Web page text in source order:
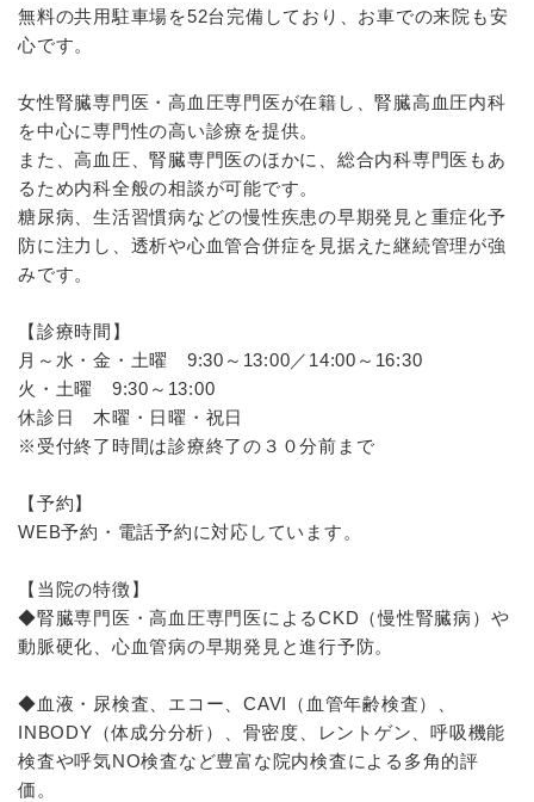
無料の共用駐車場を52台完備しており、お車での来院も安
心です。
女性腎臓専門医・高血圧専門医が在籍し、腎臓高血圧内科
を中心に専門性の高い診療を提供。
また、高血圧、腎臓専門医のほかに、総合内科専門医もあ
るため内科全般の相談が可能です。
糖尿病、生活習慣病などの慢性疾患の早期発見と重症化予
防に注力し、透析や心血管合併症を見据えた継続管理が強
みです。
【診療時間】
月～水・金・土曜 9:30～13:00／14:00～16:30
火・土曜 9:30～13:00
休診日 木曜・日曜・祝日
※受付終了時間は診療終了の３０分前まで
【予約】
WEB予約・電話予約に対応しています。
【当院の特徴】
◆腎臓専門医・高血圧専門医によるCKD（慢性腎臓病）や
動脈硬化、心血管病の早期発見と進行予防。
◆血液・尿検査、エコー、CAVI（血管年齢検査）、
INBODY（体成分分析）、骨密度、レントゲン、呼吸機能
検査や呼気NO検査など豊富な院内検査による多角的評
価。